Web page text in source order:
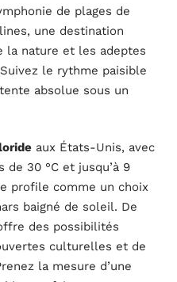
de plages de
une destination
la nature et les adeptes
le rythme paisible
absolue sous un
aux États-Unis, avec
30 °C et jusqu’à 9
profile comme un choix
baigné de soleil. De
des possibilités
culturelles et de
la mesure d’une